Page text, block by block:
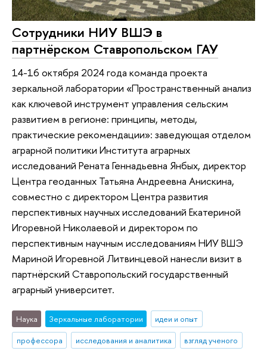
Сотрудники НИУ ВШЭ в
партнёрском Ставропольском ГАУ
14-16 октября 2024 года команда проекта
зеркальной лаборатории «Пространственный анализ
как ключевой инструмент управления сельским
развитием в регионе: принципы, методы,
практические рекомендации»: заведующая отделом
аграрной политики Института аграрных
исследований Рената Геннадьевна Янбых, директор
Центра геоданных Татьяна Андреевна Анискина,
совместно с директором Центра развития
перспективных научных исследований Екатериной
Игоревной Николаевой и директором по
перспективным научным исследованиям НИУ ВШЭ
Мариной Игоревной Литвинцевой нанесли визит в
партнёрский Ставропольский государственный
аграрный университет.
Наука Зеркальные лаборатории
идеи и опыт
профессора
исследования и аналитика
взгляд ученого